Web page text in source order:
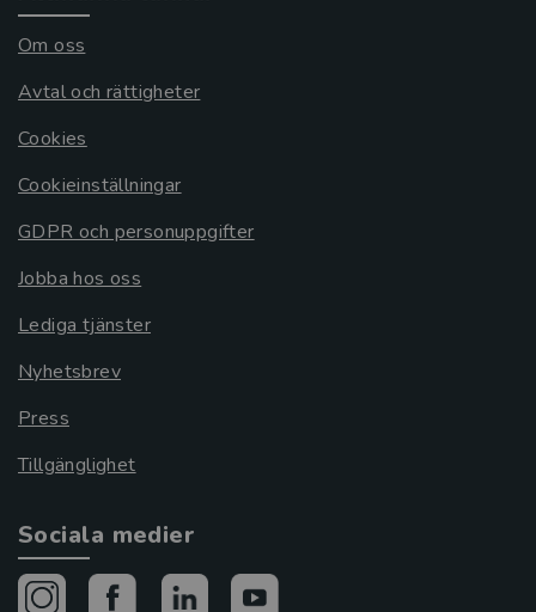
Om oss
Avtal och rättigheter
Cookies
Cookieinställningar
GDPR och personuppgifter
Jobba hos oss
Lediga tjänster
Nyhetsbrev
Press
Tillgänglighet
Sociala medier